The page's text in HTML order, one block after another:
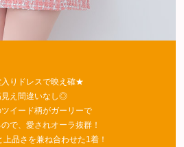
りドレスで映え確★
見え間違いなし◎
ツイード柄がガーリーで
で、愛されオーラ抜群！
上品さを兼ね合わせた1着！